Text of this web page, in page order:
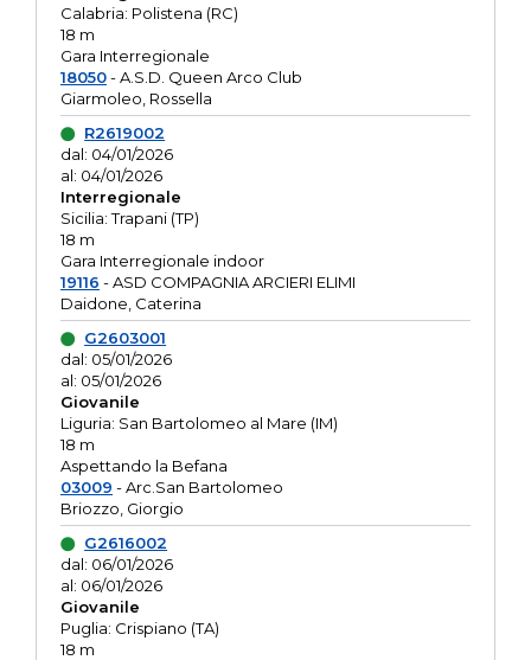
Calabria: Polistena (RC)
18 m
Gara Interregionale
18050- A.S.D. Queen Arco Club
Giarmoleo, Rossella
R2619002
dal: 04/01/2026
al: 04/01/2026
Interregionale
Sicilia: Trapani (TP)
18 m
Gara Interregionale indoor
19116 - ASD COMPAGNIA ARCIERI ELIMI
Daidone, Caterina
G2603001
dal: 05/01/2026
al: 05/01/2026
Giovanile
Liguria: San Bartolomeo al Mare (IM)
18 m
Aspettando la Befana
03009 - Arc.San Bartolomeo
Briozzo, Giorgio
G2616002
dal: 06/01/2026
al: 06/01/2026
Giovanile
Puglia: Crispiano (TA)
18 m